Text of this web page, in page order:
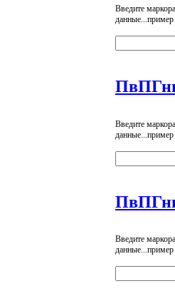
Введите
Введите
Введите